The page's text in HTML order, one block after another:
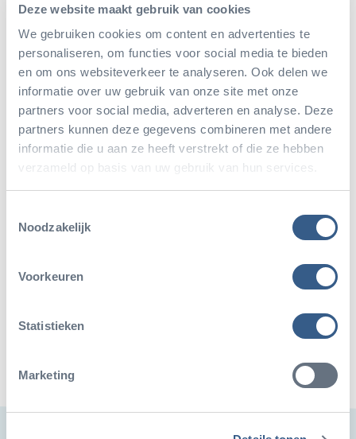
Deze website maakt gebruik van cookies
We gebruiken cookies om content en advertenties te
personaliseren, om functies voor social media te bieden
en om ons websiteverkeer te analyseren. Ook delen we
informatie over uw gebruik van onze site met onze
partners voor social media, adverteren en analyse. Deze
partners kunnen deze gegevens combineren met andere
informatie die u aan ze heeft verstrekt of die ze hebben
verzameld op basis van uw gebruik van hun services.
Noodzakelijk
Voorkeuren
Statistieken
Marketing
auch geschlechtlich fort, was in Aquarien nicht so
ganz einfach klappt. Neben dem natürlichen
Mondzyklus, den die Korallen durch das
durchsichtige Dach wahrnehmen können, verstärkt
ein künstlicher Mond über dem Becken den
Mondrhythmus und synchronisiert so die
Fortpflanzung der Korallen.
Deel op WhatsApp
Kopieer link